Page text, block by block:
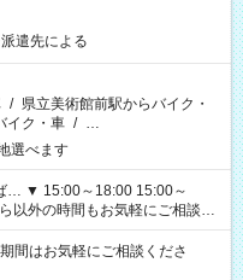
遣先による
/ 県立美術館前駅からバイク・
イク・車 / …
選べます
はお気軽にご相談くださ